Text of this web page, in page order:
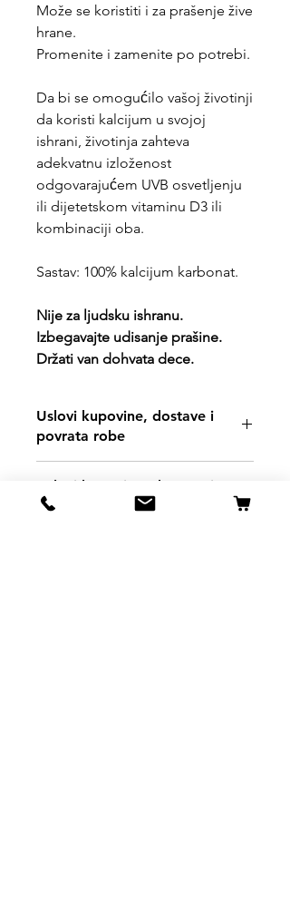
Može se koristiti i za prašenje žive
hrane.
Promenite i zamenite po potrebi.
Da bi se omogućilo vašoj životinji
da koristi kalcijum u svojoj
ishrani, životinja zahteva
adekvatnu izloženost
odgovarajućem UVB osvetljenju
ili dijetetskom vitaminu D3 ili
kombinaciji oba.
Sastav: 100% kalcijum karbonat.
Nije za ljudsku ishranu.
Izbegavajte udisanje prašine.
Držati van dohvata dece.
Uslovi kupovine, dostave i
povrata robe
Uslovi kupovine, dostave i
povrata robe